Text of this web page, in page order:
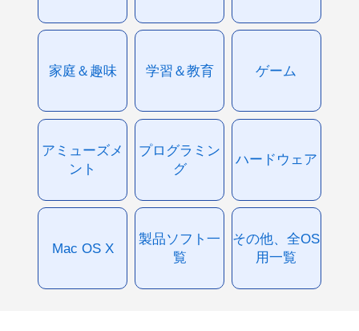
家庭＆趣味 学習＆教育 ゲーム
アミューズメ
ント
プログラミン
グ
ハードウェア
Mac OS X
製品ソフト一
覧
その他、全OS
用一覧